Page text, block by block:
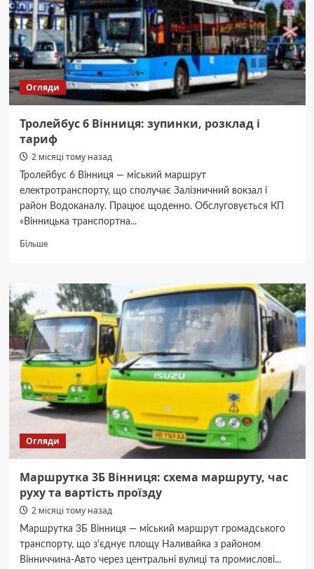
ціни
Огляди
Тролейбус 6 Вінниця: зупинки, розклад і
тариф
2 місяці тому назад
Тролейбус 6 Вінниця — міський маршрут
електротранспорту, що сполучає Залізничний вокзал і
район Водоканалу. Працює щоденно. Обслуговується КП
«Вінницька транспортна...
БільшеДокладніше
Вінниця:
зупинки,
розклад
тариф
Огляди
Маршрутка 3Б Вінниця: схема маршруту, час
руху та вартість проїзду
2 місяці тому назад
Маршрутка 3Б Вінниця — міський маршрут громадського
транспорту, що з’єднує площу Наливайка з районом
Вінниччина-Авто через центральні вулиці та промислові...